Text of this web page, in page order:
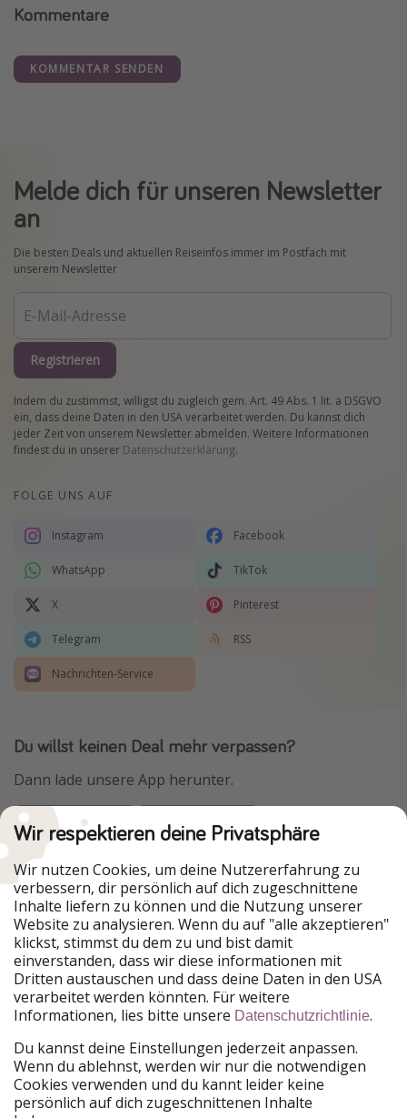
Kommentare
KOMMENTAR SENDEN
Melde dich für unseren Newsletter
an
Die besten Deals und aktuellen Reiseinfos immer im Postfach mit
unserem Newsletter
Registrieren
Indem du zustimmst, willigst du zugleich gem. Art. 49 Abs. 1 lit. a DSGVO
ein, dass deine Daten in den USA verarbeitet werden. Du kannst dich
jeder Zeit von unserem Newsletter abmelden. Weitere Informationen
findest du in unserer Datenschutzerklärung.
FOLGE UNS AUF
Instagram Facebook
WhatsApp TikTok
X Pinterest
Telegram RSS
Nachrichten-Service
Du willst keinen Deal mehr verpassen?
Dann lade unsere App herunter.
Urlaubspiraten ist Teil der HolidayPirates Group
Unsere Märkte
PiratinViaggio
HolidayPirates
VakantiePiraten
WakacyjniPiraci
VoyagesPirates
Ferienpiraten
Urlaubspiraten
ViajerosPiratas
TravelPirates
HolidayPirates Group
Lerne uns kennen Rechtliches
Wir respektieren deine Privatsphäre
Wir nutzen Cookies, um deine Nutzererfahrung zu
verbessern, dir persönlich auf dich zugeschnittene
Inhalte liefern zu können und die Nutzung unserer
Website zu analysieren. Wenn du auf "alle akzeptieren"
klickst, stimmst du dem zu und bist damit
einverstanden, dass wir diese informationen mit
Dritten austauschen und dass deine Daten in den USA
verarbeitet werden könnten. Für weitere
Informationen, lies bitte unsere Datenschutzrichtlinie.
Du kannst deine Einstellungen jederzeit anpassen.
Wenn du ablehnst, werden wir nur die notwendigen
Cookies verwenden und du kannt leider keine
persönlich auf dich zugeschnittenen Inhalte